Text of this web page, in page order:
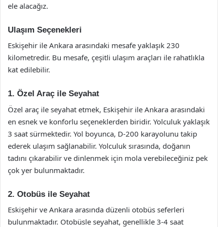
ele alacağız.
Ulaşım Seçenekleri
Eskişehir ile Ankara arasındaki mesafe yaklaşık 230
kilometredir. Bu mesafe, çeşitli ulaşım araçları ile rahatlıkla
kat edilebilir.
1. Özel Araç ile Seyahat
Özel araç ile seyahat etmek, Eskişehir ile Ankara arasındaki
en esnek ve konforlu seçeneklerden biridir. Yolculuk yaklaşık
3 saat sürmektedir. Yol boyunca, D-200 karayolunu takip
ederek ulaşım sağlanabilir. Yolculuk sırasında, doğanın
tadını çıkarabilir ve dinlenmek için mola verebileceğiniz pek
çok yer bulunmaktadır.
2. Otobüs ile Seyahat
Eskişehir ve Ankara arasında düzenli otobüs seferleri
bulunmaktadır. Otobüsle seyahat, genellikle 3-4 saat